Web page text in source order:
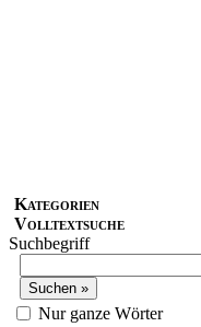
Kategorien
Volltextsuche
Suchbegriff
Nur ganze Wörter